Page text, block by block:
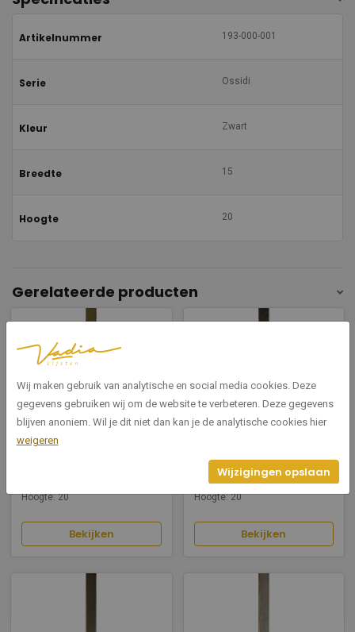
Artikelnummer 193-000-001
Serie Ossidi
Kleur Zwart
Breedte 15
Hoogte 20
Gerelateerde producten
193-000-002
Ossidi goud 15
Hoogte: 20
Bekijken
193-000-005
Breedte: 15
Hoogte: 20
Bekijken
Wij maken gebruik van analytische en social media cookies. Deze
gegevens gebruiken wij om de website te verbeteren. Deze gegevens
blijven anoniem. Wil je dit niet dan kan je de analytische cookies hier
weigeren
Wijzigingen opslaan